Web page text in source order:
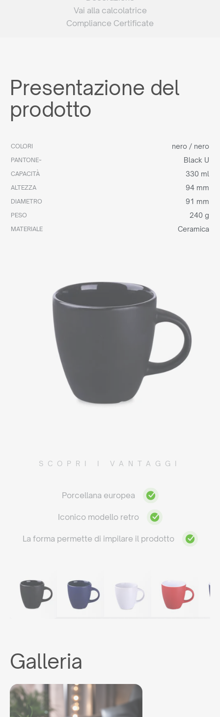
Vai alla calcolatrice
Compliance Certificate
Presentazione del
prodotto
COLORI nero / nero
PANTONE~ Black U
CAPACITÀ 330 ml
ALTEZZA 94 mm
DIAMETRO 91 mm
PESO 240 g
MATERIALE Ceramica
SCOPRI I VANTAGGI
Porcellana europea
Iconico modello retro
La forma permette di impilare il prodotto
Galleria